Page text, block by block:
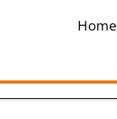
Home